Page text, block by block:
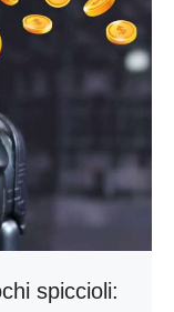
spiccioli: